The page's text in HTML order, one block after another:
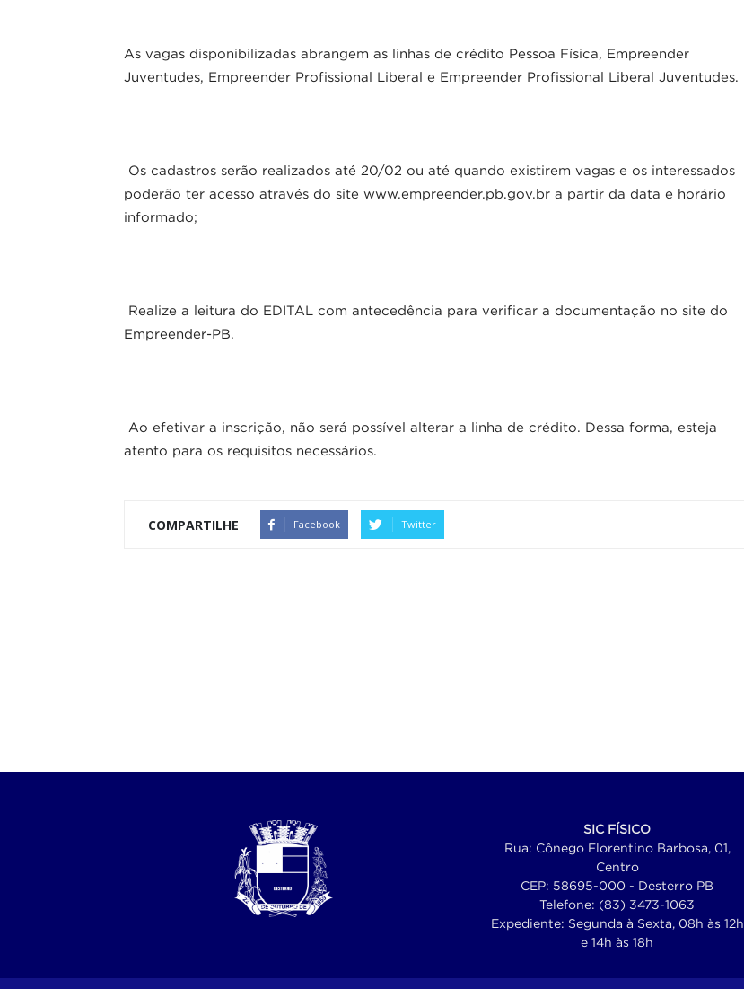
As vagas disponibilizadas abrangem as linhas de crédito Pessoa Física, Empreender
Juventudes, Empreender Profissional Liberal e Empreender Profissional Liberal Juventudes.
Os cadastros serão realizados até 20/02 ou até quando existirem vagas e os interessados
poderão ter acesso através do site www.empreender.pb.gov.br a partir da data e horário
informado;
Realize a leitura do EDITAL com antecedência para verificar a documentação no site do
Empreender-PB.
Ao efetivar a inscrição, não será possível alterar a linha de crédito. Dessa forma, esteja
atento para os requisitos necessários.
COMPARTILHE Facebook Twitter
SIC FÍSICO
Rua: Cônego Florentino Barbosa, 01,
Centro
CEP: 58695-000 - Desterro PB
Telefone: (83) 3473-1063
Expediente: Segunda à Sexta, 08h às 12h
e 14h às 18h